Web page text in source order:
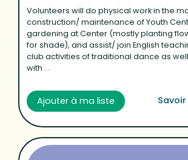
Volunteers will do physical work in the
construction/ maintenance of Youth
gardening at Center (mostly planting
for shade), and assist/ join English
club activities of traditional dance as
with ...
Ajouter à ma liste